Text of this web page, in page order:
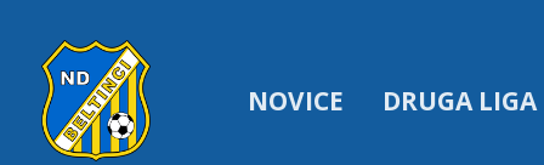
NOVICE DRUGA LIGA